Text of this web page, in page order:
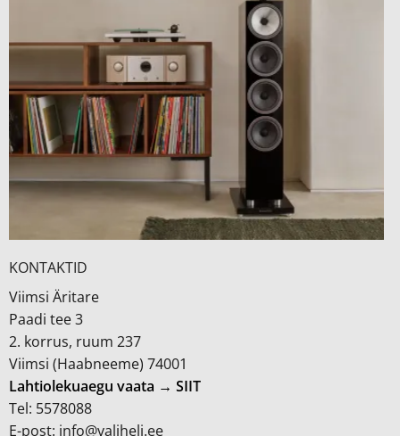
KONTAKTID
Viimsi Äritare
Paadi tee 3
2. korrus, ruum 237
Viimsi (Haabneeme) 74001
Lahtiolekuaegu vaata → SIIT
Tel: 5578088
E-post: info@valiheli.ee